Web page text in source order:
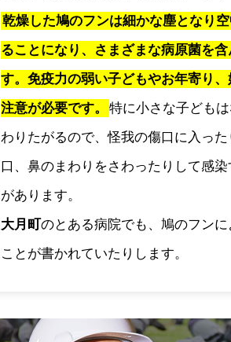
乾燥した鳩のフンは細かな塵となり
ることになり、さまざまな病原菌を含
す。免疫力の弱い子どもやお年寄り
注意が必要です。
特に小さな子ども
わりたがるので、怪我の傷口に入っ
口、鼻のまわりをさわったりして感染
があります。
大月町のとある病院でも、鳩のフン
ことが書かれていたりします。